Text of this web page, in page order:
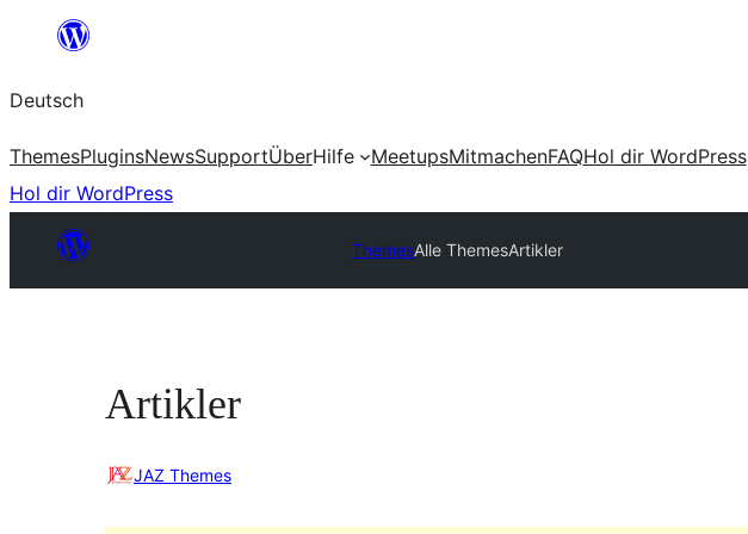
springen
Deutsch
ThemesPluginsNewsSupportÜberHilfe MeetupsMitmachenFAQHol dir WordPress
Hol dir WordPress
ThemesAlle ThemesArtikler
Artikler
JAZ Themes